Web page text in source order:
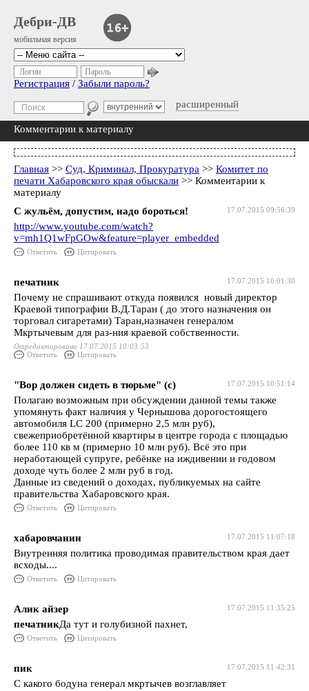
Дебри-ДВ
мобильная версия
расширенный
Логин Пароль
Регистрация / Забыли пароль?
Комментарии к материалу
Главная >> Суд, Криминал, Прокуратура >> Комитет по
печати Хабаровского края обыскали >> Комментарии к
материалу
17.07.2015 09:56:39
С жульём, допустим, надо бороться!
http://www.youtube.com/watch?
v=mh1Q1wFpGOw&feature=player_embedded
Ответить Цитировать
17.07.2015 10:01:30
печатник
Почему не спрашивают откуда появился новый директор
Краевой типографии В.Д.Таран ( до этого назначения он
торговал сигаретами) Таран,назначен генералом
Мкртычевым для раз-ния краевой собственности.
Отредактировано 17.07.2015 10:03:53
Ответить
Цитировать
17.07.2015 10:51:14
"Вор должен сидеть в тюрьме" (с)
Полагаю возможным при обсуждении данной темы также
упомянуть факт наличия у Чернышова дорогостоящего
автомобиля LC 200 (примерно 2,5 млн руб),
свежеприобретённой квартиры в центре города с площадью
более 110 кв м (примерно 10 млн руб). Всё это при
неработающей супруге, ребёнке на иждивении и годовом
доходе чуть более 2 млн руб в год.
Данные из сведений о доходах, публикуемых на сайте
правительства Хабаровского края.
Ответить Цитировать
17.07.2015 11:07:18
хабаровчанин
Внутренняя политика проводимая правительством края дает
всходы....
Ответить Цитировать
17.07.2015 11:35:25
Алик айзер
печатникДа тут и голубизной пахнет,
Ответить Цитировать
17.07.2015 11:42:31
пик
С какого бодуна генерал мкртычев возглавляет